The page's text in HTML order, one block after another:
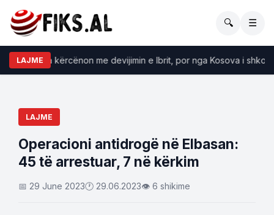
🔍 ☰
LAJME
Serbia kërcënon me devijimin e Ibrit, por nga Kosova i shkojnë
LAJME
Operacioni antidrogë në Elbasan:
45 të arrestuar, 7 në kërkim
📅 29 June 2023🕐 29.06.2023👁 6 shikime